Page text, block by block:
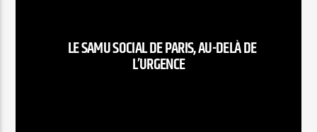
LE SAMU SOCIAL DE PARIS, AU-DELÀ DE
L’URGENCE